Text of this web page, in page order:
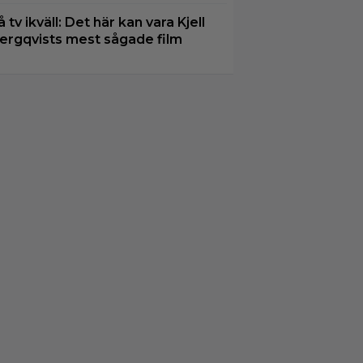
tv ikväll: Det här kan vara Kjell
mest sågade film